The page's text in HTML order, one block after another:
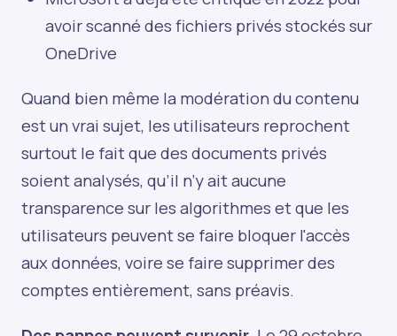
avoir scanné des fichiers privés stockés sur
OneDrive
Quand bien même la modération du contenu
est un vrai sujet, les utilisateurs reprochent
surtout le fait que des documents privés
soient analysés, qu’il n’y ait aucune
transparence sur les algorithmes et que les
utilisateurs peuvent se faire bloquer l'accès
aux données, voire se faire supprimer des
comptes entièrement, sans préavis.